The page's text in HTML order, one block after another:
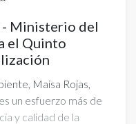
Ministerio del
el Quinto
Maisa Rojas,
un esfuerzo más de
y calidad de la